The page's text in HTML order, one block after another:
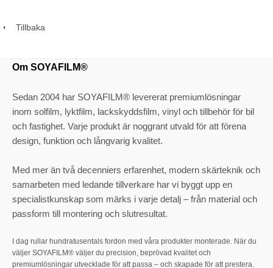
Tillbaka
Om SOYAFILM®
Sedan 2004 har SOYAFILM® levererat premiumlösningar
inom solfilm, lyktfilm, lackskyddsfilm, vinyl och tillbehör för bil
och fastighet. Varje produkt är noggrant utvald för att förena
design, funktion och långvarig kvalitet.
Med mer än två decenniers erfarenhet, modern skärteknik och
samarbeten med ledande tillverkare har vi byggt upp en
specialistkunskap som märks i varje detalj – från material och
passform till montering och slutresultat.
I dag rullar hundratusentals fordon med våra produkter monterade. När du
väljer SOYAFILM® väljer du precision, beprövad kvalitet och
premiumlösningar utvecklade för att passa – och skapade för att prestera.